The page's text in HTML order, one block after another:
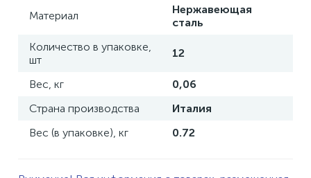
Материал
Нержавеющая
сталь
Количество в упаковке,
шт
12
Вес, кг
0,06
Страна производства
Италия
Вес (в упаковке), кг
0.72